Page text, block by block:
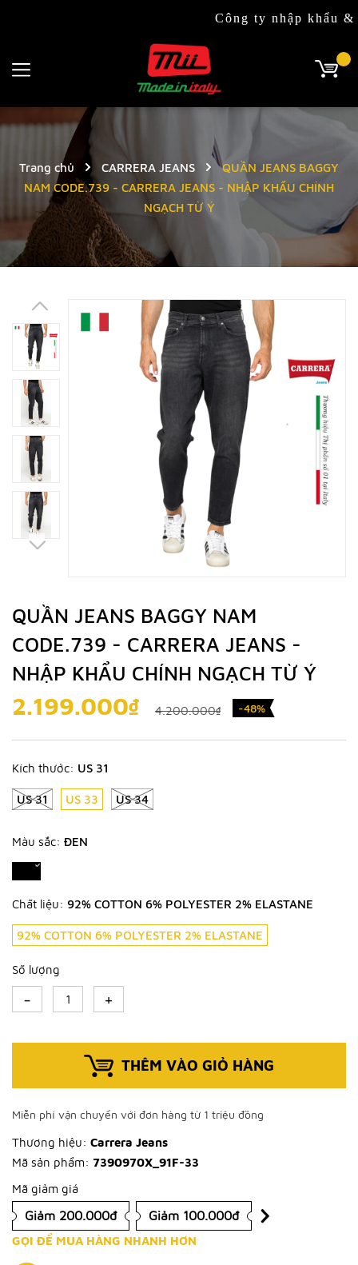
Công ty nhập khẩu & phân
Trang chủ CARRERA JEANS
QUẦN JEANS BAGGY
NAM CODE.739 - CARRERA JEANS - NHẬP KHẨU CHÍNH
NGẠCH TỪ Ý
QUẦN JEANS BAGGY NAM
CODE.739 - CARRERA JEANS -
NHẬP KHẨU CHÍNH NGẠCH TỪ Ý
2.199.000₫ 4.200.000₫ -48%
Kích thước: US 31
US 31 US 33 US 34
Màu sắc: ĐEN
Chất liệu: 92% COTTON 6% POLYESTER 2% ELASTANE
92% COTTON 6% POLYESTER 2% ELASTANE
Số lượng
- +
THÊM VÀO GIỎ HÀNG
Miễn phí vận chuyển với đơn hàng từ 1 triệu đồng
Thương hiệu: Carrera Jeans
Mã sản phẩm: 7390970X_91F-33
Mã giảm giá
Giảm 200.000đ Giảm 100.000đ
GỌI ĐỂ MUA HÀNG NHANH HƠN